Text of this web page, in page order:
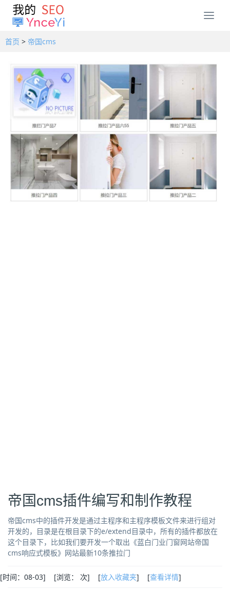
T
l
v
i
g
o
n
首页 > 帝国cms
帝国cms插件编写和制作教程
帝国cms中的插件开发是通过主程序和主程序模板文件来进行组对
开发的，目录是在根目录下的e/extend目录中，所有的插件都放在
这个目录下，比如我们要开发一个取出《蓝白门业门窗网站帝国
cms响应式模板》网站最新10条推拉门
[时间：08-03] [浏览： 次] [放入收藏夹] [查看详情]